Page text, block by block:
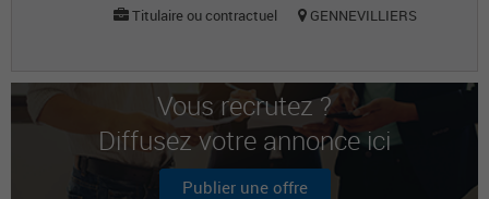
Mairie
Victoria L.
Titulaire ou contractuel
GENNEVILLIERS
Vous recrutez ?
Diffusez votre annonce ici
Publier une offre